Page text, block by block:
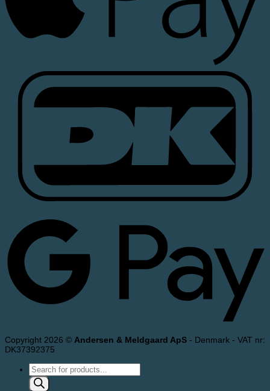
Copyright 2026 © Andersen & Meldgaard ApS - Denmark - VAT nr:
DK37392375
Products
search